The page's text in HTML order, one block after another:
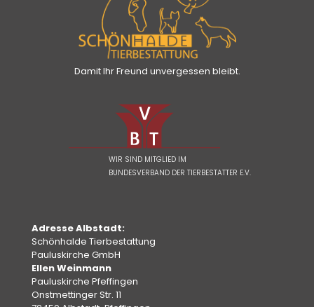
Damit Ihr Freund unvergessen bleibt.
WIR SIND MITGLIED IM
BUNDESVERBAND DER TIERBESTATTER E.V.
Adresse Albstadt:
Schönhalde Tierbestattung
Pauluskirche GmbH
Ellen Weinmann
Pauluskirche Pfeffingen
Onstmettinger Str. 11